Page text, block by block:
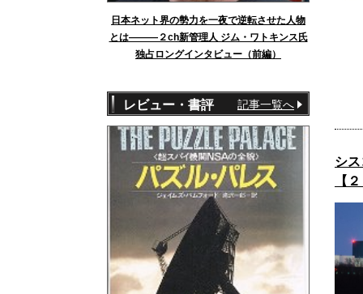
日本ネット界の勢力を一夜で逆転させた人物
とは———２ch新管理人 ジム・ワトキンス氏
独占ロングインタビュー（前編）
レビュー・書評 記事一覧へ
シ
【